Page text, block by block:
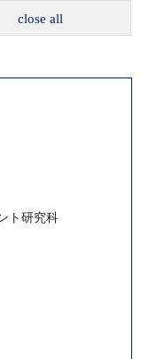
close all
ト研究科